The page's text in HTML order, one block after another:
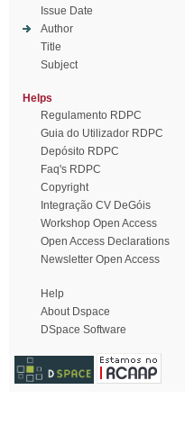
Issue Date
Author
Title
Subject
Helps
Regulamento RDPC
Guia do Utilizador RDPC
Depósito RDPC
Faq's RDPC
Copyright
Integração CV DeGóis
Workshop Open Access
Open Access Declarations
Newsletter Open Access
Help
About Dspace
DSpace Software